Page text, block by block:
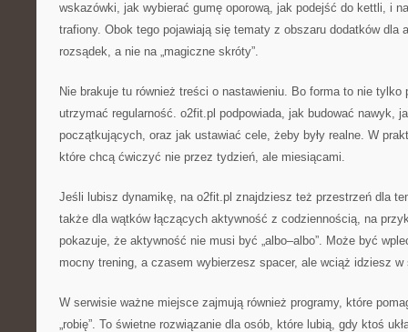
wskazówki, jak wybierać gumę oporową, jak podejść do kettli, i
trafiony. Obok tego pojawiają się tematy z obszaru dodatków
rozsądek, a nie na „magiczne skróty”.
Nie brakuje tu również treści o nastawieniu. Bo forma to nie tylko
utrzymać regularność. o2fit.pl podpowiada, jak budować nawyk,
początkujących, oraz jak ustawiać cele, żeby były realne. W
które chcą ćwiczyć nie przez tydzień, ale miesiącami.
Jeśli lubisz dynamikę, na o2fit.pl znajdziesz też przestrzeń dla
także dla wątków łączących aktywność z codziennością, na
pokazuje, że aktywność nie musi być „albo–albo”. Może być
mocny trening, a czasem wybierzesz spacer, ale wciąż idziesz w
W serwisie ważne miejsce zajmują również programy, które
„robię”. To świetne rozwiązanie dla osób, które lubią, gdy ktoś